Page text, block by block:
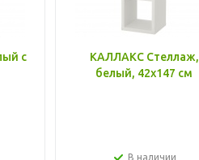
с
КАЛЛАКС Стеллаж,
белый, 42x147 см
В наличии